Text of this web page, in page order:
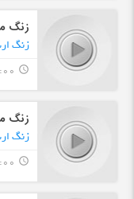
زنگ
زنگ
query_builder
زنگ
زنگ
query_builder